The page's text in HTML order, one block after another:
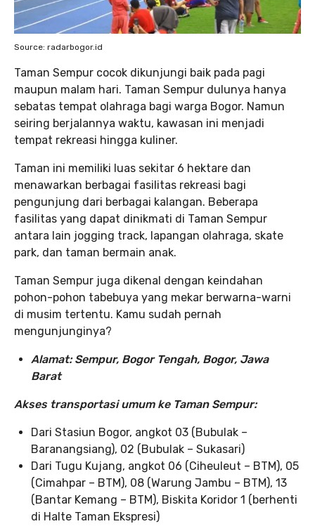
Source: radarbogor.id
Taman Sempur cocok dikunjungi baik pada pagi
maupun malam hari. Taman Sempur dulunya hanya
sebatas tempat olahraga bagi warga Bogor. Namun
seiring berjalannya waktu, kawasan ini menjadi
tempat rekreasi hingga kuliner.
Taman ini memiliki luas sekitar 6 hektare dan
menawarkan berbagai fasilitas rekreasi bagi
pengunjung dari berbagai kalangan. Beberapa
fasilitas yang dapat dinikmati di Taman Sempur
antara lain jogging track, lapangan olahraga, skate
park, dan taman bermain anak.
Taman Sempur juga dikenal dengan keindahan
pohon-pohon tabebuya yang mekar berwarna-warni
di musim tertentu. Kamu sudah pernah
mengunjunginya?
Alamat: Sempur, Bogor Tengah, Bogor, Jawa
Barat
Akses transportasi umum ke Taman Sempur:
Dari Stasiun Bogor, angkot 03 (Bubulak –
Baranangsiang), 02 (Bubulak – Sukasari)
Dari Tugu Kujang, angkot 06 (Ciheuleut – BTM), 05
(Cimahpar – BTM), 08 (Warung Jambu – BTM), 13
(Bantar Kemang – BTM), Biskita Koridor 1 (berhenti
di Halte Taman Ekspresi)